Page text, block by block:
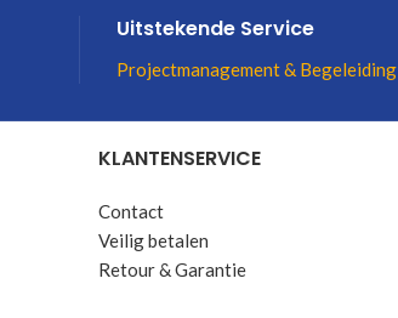
Uitstekende Service
Projectmanagement & Begeleiding
KLANTENSERVICE
Contact
Veilig betalen
Retour & Garantie